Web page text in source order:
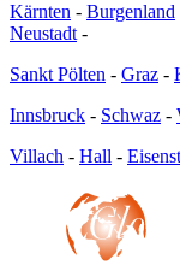
Kärnten - Burgenland
Neustadt-
Sankt Pölten - Graz -
Innsbruck - Schwaz -
Villach - Hall -